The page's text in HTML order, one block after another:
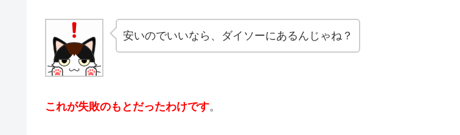
安いのでいいなら、ダイソーにあるんじゃね？
これが失敗のもとだったわけです。